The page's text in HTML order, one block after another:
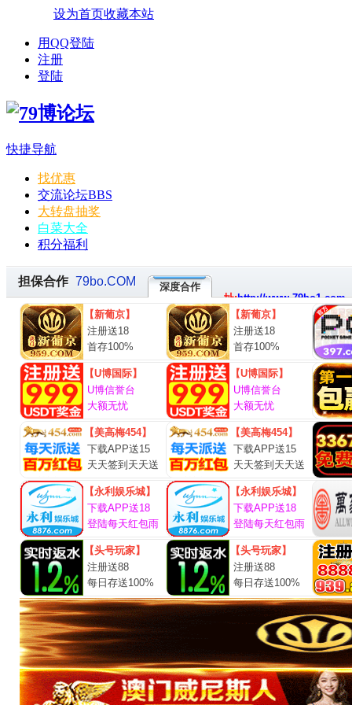
设为首页收藏本站
用QQ登陆
注册
登陆
快捷导航
找优惠
交流论坛BBS
大转盘抽奖
白菜大全
积分福利